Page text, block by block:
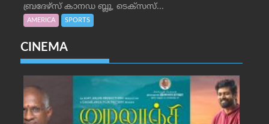
ബ്രദേഴ്‌സ് കാനഡ ബ്ലൂ, ടെക്‌സസ്...
AMERICA SPORTS
CINEMA